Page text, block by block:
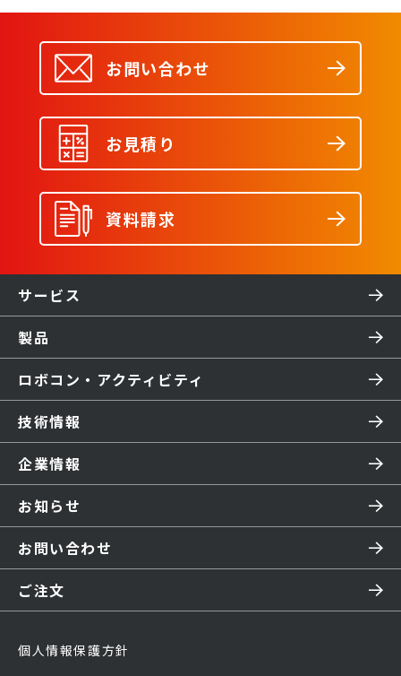
お問い合わせ
お見積り
資料請求
サービス
製品
ロボコン・アクティビティ
技術情報
企業情報
お知らせ
お問い合わせ
ご注文
個人情報保護方針